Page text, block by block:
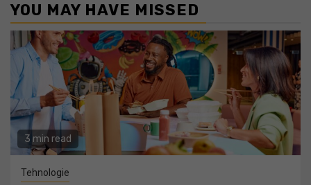
YOU MAY HAVE MISSED
3 min read
Tehnologie